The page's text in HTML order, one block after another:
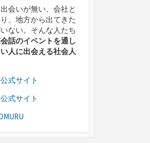
会いが無い、会社と
、地方から出てきた
ない。そんな人たち
話のイベントを通し
人に出会える社会人
式サイト
式サイト